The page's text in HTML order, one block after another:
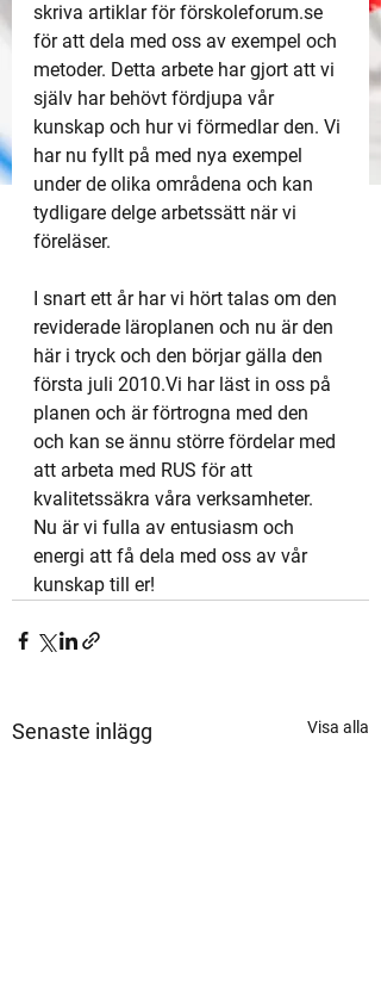
skriva artiklar för förskoleforum.se
för att dela med oss av exempel och
metoder. Detta arbete har gjort att vi
själv har behövt fördjupa vår
kunskap och hur vi förmedlar den. Vi
har nu fyllt på med nya exempel
under de olika områdena och kan
tydligare delge arbetssätt när vi
föreläser.
I snart ett år har vi hört talas om den
reviderade läroplanen och nu är den
här i tryck och den börjar gälla den
första juli 2010.Vi har läst in oss på
planen och är förtrogna med den
och kan se ännu större fördelar med
att arbeta med RUS för att
kvalitetssäkra våra verksamheter.
Nu är vi fulla av entusiasm och
energi att få dela med oss av vår
kunskap till er!
Senaste inlägg Visa alla